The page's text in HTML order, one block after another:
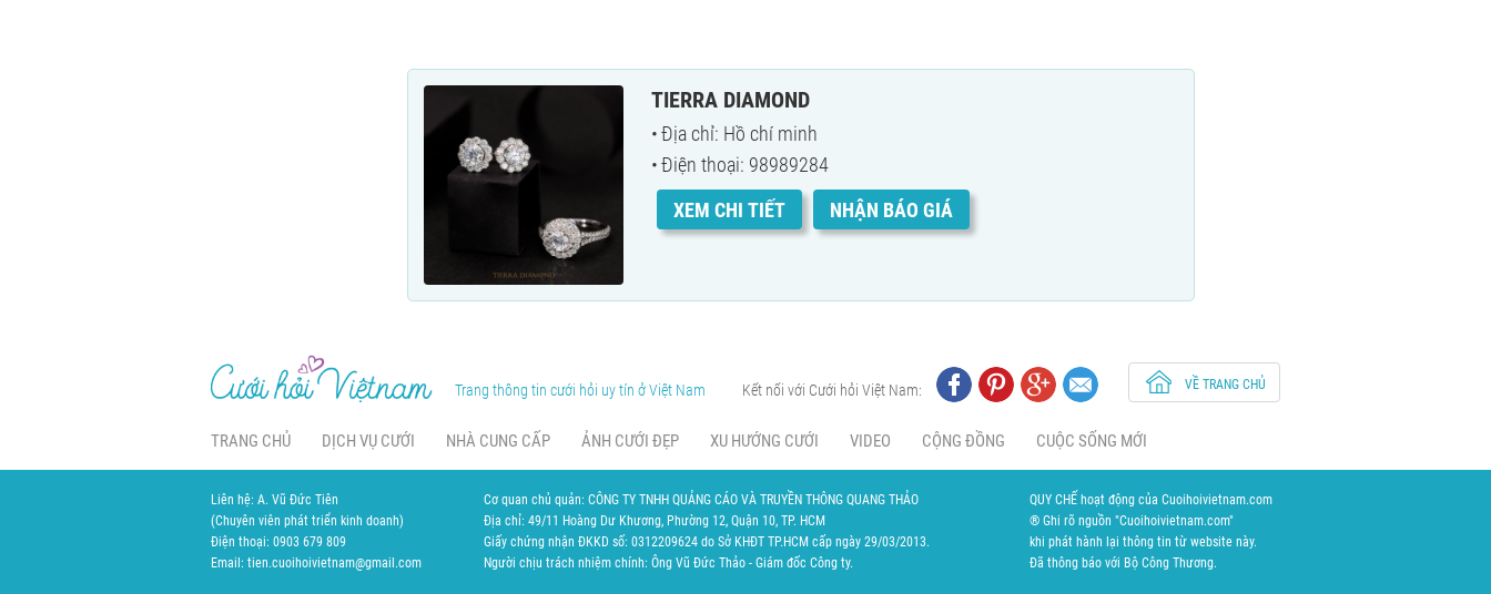
TIERRA DIAMOND
Địa chỉ: Hồ chí minh
Điện thoại: 98989284
XEM CHI TIẾT
NHẬN BÁO GIÁ
Trang thông tin cưới hỏi uy tín ở Việt Nam Kết nối với Cưới hỏi Việt Nam: VỀ TRANG CHỦ
TRANG CHỦ DỊCH VỤ CƯỚI NHÀ CUNG CẤP ẢNH CƯỚI ĐẸP XU HƯỚNG CƯỚI VIDEO CỘNG ĐỒNG CUỘC SỐNG MỚI
Liên hệ: A. Vũ Đức Tiên
(Chuyên viên phát triển kinh doanh)
Điện thoại: 0903 679 809
Email: tien.cuoihoivietnam@gmail.com
Cơ quan chủ quản: CÔNG TY TNHH QUẢNG CÁO VÀ TRUYỀN THÔNG QUANG THẢO
Địa chỉ: 49/11 Hoàng Dư Khương, Phường 12, Quận 10, TP. HCM
Giấy chứng nhận ĐKKD số: 0312209624 do Sở KHĐT TP.HCM cấp ngày 29/03/2013.
Người chịu trách nhiệm chính: Ông Vũ Đức Thảo - Giám đốc Công ty.
QUY CHẾ hoạt động của Cuoihoivietnam.com
® Ghi rõ nguồn "Cuoihoivietnam.com"
khi phát hành lại thông tin từ website này.
Đã thông báo với Bộ Công Thương.